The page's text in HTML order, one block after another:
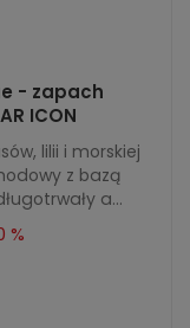
- zapach
ICON
lilii i morskiej
z bazą
a...
%